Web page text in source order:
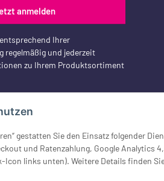
gestatten Sie den Einsatz folgender
und Ratenzahlung, Google
Icon links unten). Weitere Details finden
anmelden
Ihrer
regelmäßig und jederzeit
zu Ihrem Produktsortiment
widerrufen